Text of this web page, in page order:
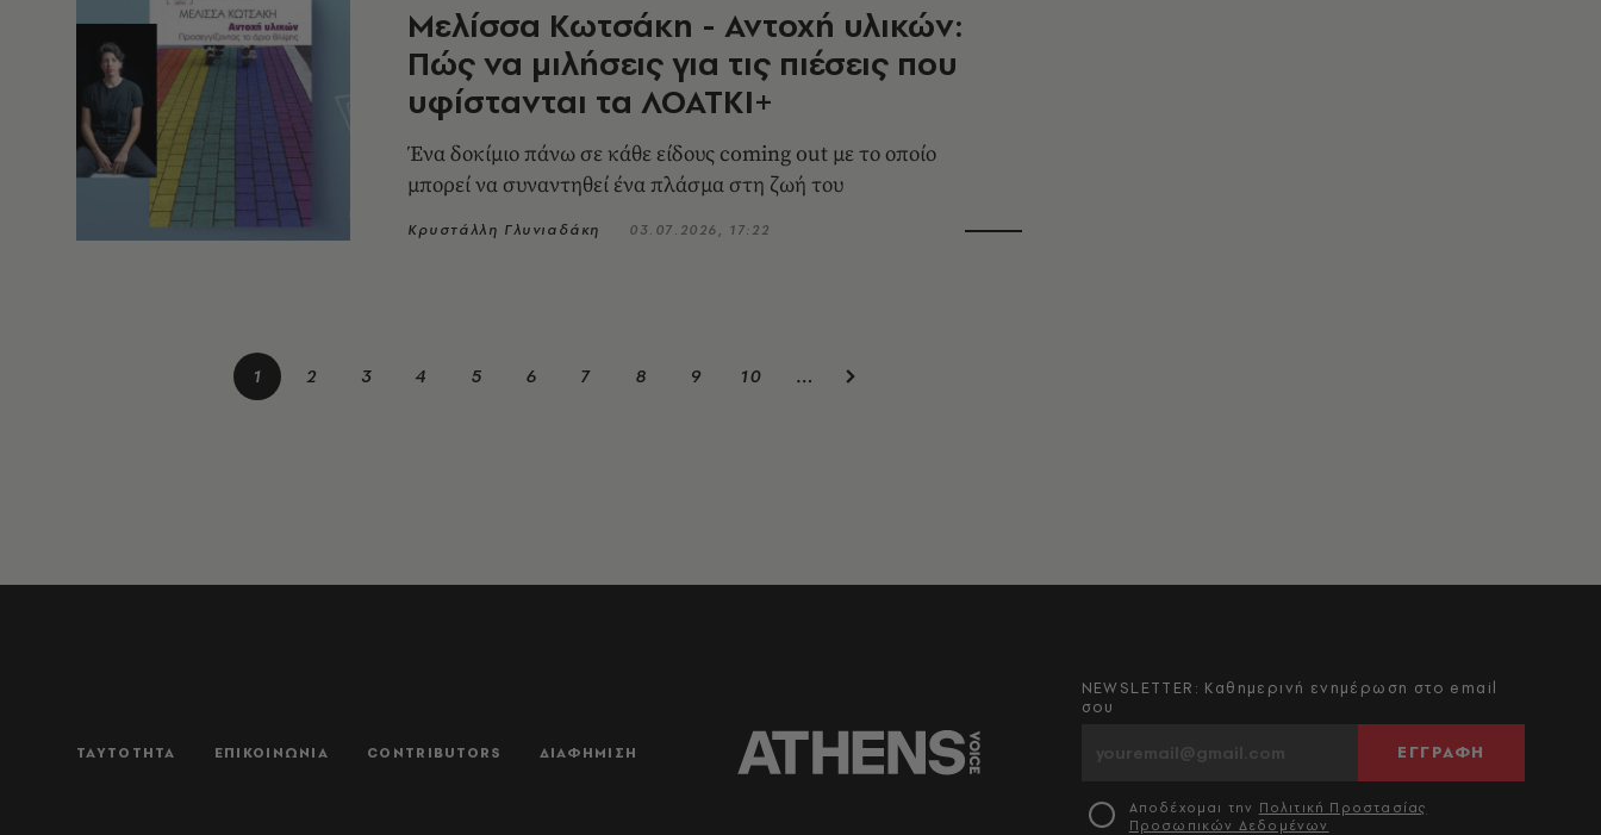
Μελίσσα Κωτσάκη - Αντοχή υλικών:
Πώς να μιλήσεις για τις πιέσεις που
υφίστανται τα ΛΟΑΤΚΙ+
Ένα δοκίμιο πάνω σε κάθε είδους coming out με το οποίο
μπορεί να συναντηθεί ένα πλάσμα στη ζωή του
Κρυστάλλη Γλυνιαδάκη 03.07.2026, 17:22
1 2 3 4 5 6 7 8 9 10 …
ΤΑΥΤΟΤΗΤΑ ΕΠΙΚΟΙΝΩΝΙΑ CONTRIBUTORS ΔΙΑΦΗΜΙΣΗ
NEWSLETTER: Καθημερινή ενημέρωση στο email
σου
ΕΓΓΡΑΦΗ
Αποδέχομαι την Πολιτική Προστασίας
Προσωπικών Δεδομένων